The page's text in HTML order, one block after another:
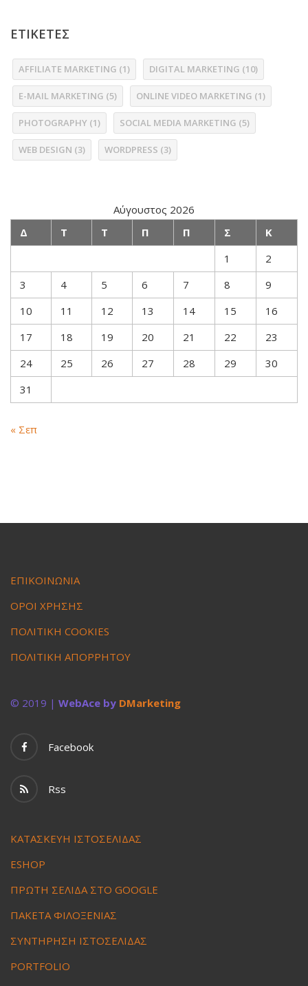
ΕΤΙΚΕΤΕΣ
AFFILIATE MARKETING (1) DIGITAL MARKETING (10)
E-MAIL MARKETING (5) ONLINE VIDEO MARKETING (1)
PHOTOGRAPHY (1) SOCIAL MEDIA MARKETING (5)
WEB DESIGN (3) WORDPRESS (3)
Αύγουστος 2026
Δ
Τ Τ Π Π Σ
Κ
1
2
3
4 5 6 7 8
9
10
11 12 13 14 15
16
17
18 19 20 21 22
23
24
25 26 27 28 29
30
31
« Σεπ
ΕΠΙΚΟΙΝΩΝΙΑ
ΟΡΟΙ ΧΡΗΣΗΣ
ΠΟΛΙΤΙΚΗ COOKIES
ΠΟΛΙΤΙΚΗ ΑΠΟΡΡΗΤΟΥ
© 2019 | WebAce by DMarketing
Facebook
Rss
ΚΑΤΑΣΚΕΥΗ ΙΣΤΟΣΕΛΙΔΑΣ
ESHOP
ΠΡΩΤΗ ΣΕΛΙΔΑ ΣΤΟ GOOGLE
ΠΑΚΕΤΑ ΦΙΛΟΞΕΝΙΑΣ
ΣΥΝΤΗΡΗΣΗ ΙΣΤΟΣΕΛΙΔΑΣ
PORTFOLIO